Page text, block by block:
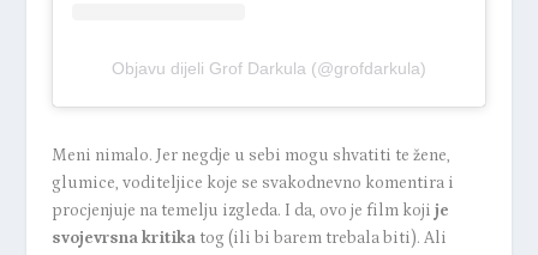
Objavu dijeli Grof Darkula (@grofdarkula)
Meni nimalo. Jer negdje u sebi mogu shvatiti te žene,
glumice, voditeljice koje se svakodnevno komentira i
procjenjuje na temelju izgleda. I da, ovo je film koji je
svojevrsna kritikatog (ili bi barem trebala biti). Ali